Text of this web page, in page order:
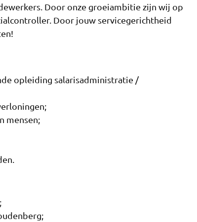
Door onze groeiambitie zijn wij op
Door jouw servicegerichtheid
opleiding salarisadministratie /
mensen;